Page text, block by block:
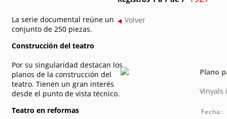
La serie documental reúne un
conjunto de 250 piezas.
Construcción del teatro
Por su singularidad destacan los
planos de la construcción del
teatro. Tienen un gran interés
desde el punto de vista técnico.
Teatro en reformas
Volver
Plano
Vinyals
Fecha: